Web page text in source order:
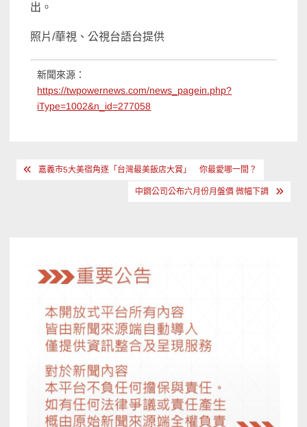
出。
照片/華視、公視台語台提供
新聞來源：
https://twpowernews.com/news_pagein.php?
iType=1002&n_id=277058
文 嘉義市5大美宿角逐「台灣最美飯店大賞」 你最愛哪一間？
中鋼公司公布六月份月盤價 微幅下調